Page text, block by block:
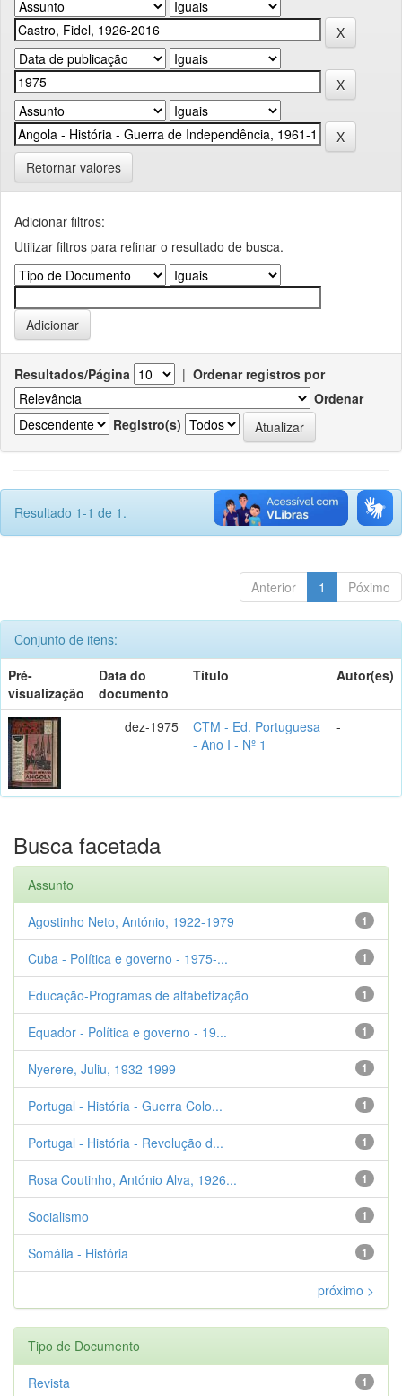
Retornar valores
Adicionar filtros:
Utilizar filtros para refinar o resultado de busca.
Resultados/Página | Ordenar registros por
Ordenar
Registro(s)
Resultado 1-1 de 1.
Anterior 1 Póximo
Conjunto de itens:
Pré-
visualização
Data do
documento
Título Autor(es)
dez-1975
CTM - Ed. Portuguesa
- Ano I - Nº 1
-
Busca facetada
Assunto
1
Agostinho Neto, António, 1922-1979
1
Cuba - Política e governo - 1975-...
1
Educação-Programas de alfabetização
1
Equador - Política e governo - 19...
1
Nyerere, Juliu, 1932-1999
1
Portugal - História - Guerra Colo...
1
Portugal - História - Revolução d...
1
Rosa Coutinho, António Alva, 1926...
1
Socialismo
1
Somália - História
próximo >
Tipo de Documento
1
Revista